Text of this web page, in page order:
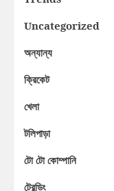
Uncategorized
অন্যান্য
ক্রিকেট
খেলা
টলিপাড়া
টো টো কোম্পানি
ট্রেন্ডিং